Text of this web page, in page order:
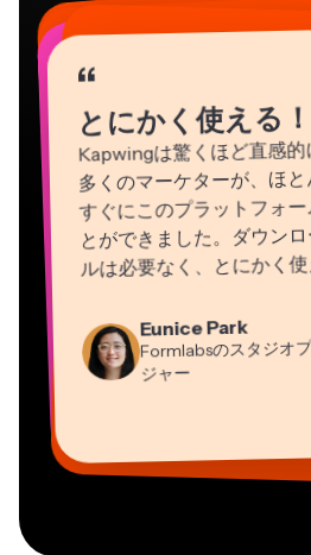
“
とにかく使える！
Kapwingは驚くほど直感的
多くのマーケターが、ほと
すぐにこのプラットフォー
とができました。ダウン
ルは必要なく、とにかく使
Formlabsのスタジオ
ジャー
“
Vannesia Darby
“
Grant Taleck
EPATHLON社マネ
“
Kerry-lee Farla
ユーチューバー
Gracie Peng
コンテンツ担当ディ
“
動画エディター
教育
“
Natasha Ball
“
Mitch Rawlings
情報サービスフリー
“
Dina Segovia
バーチャルフリーラン